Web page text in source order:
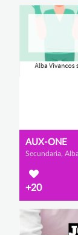
AUX-ONE
+20